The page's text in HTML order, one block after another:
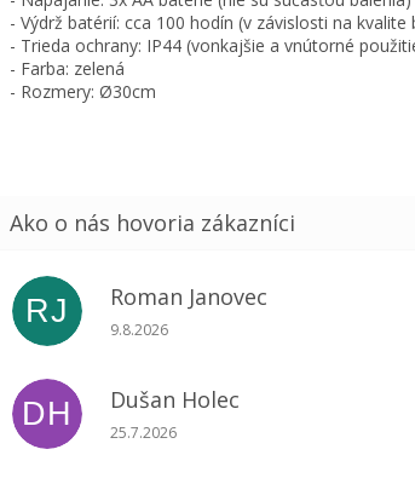
- Výdrž batérií: cca 100 hodín (v závislosti na kvalite
- Trieda ochrany: IP44 (vonkajšie a vnútorné
- Farba: zelená
- Rozmery: Ø30cm
RJ Roman Janovec
Hodnotenie obchodu je 5 z 5
9.8.2026
DH Dušan Holec
Hodnotenie obchodu je 5 z 5
25.7.2026